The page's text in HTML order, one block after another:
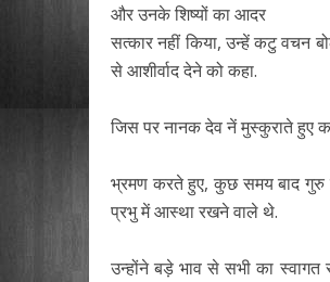
और उनके शिष्यों का आदर
सत्कार नहीं किया, उन्हें कटु वचन
से आशीर्वाद देने को कहा.
जिस पर नानक देव नें मुस्कुराते हुए
भ्रमण करते हुए, कुछ समय बाद गुरु
प्रभु में आस्था रखने वाले थे.
उन्होंने बड़े भाव से सभी का